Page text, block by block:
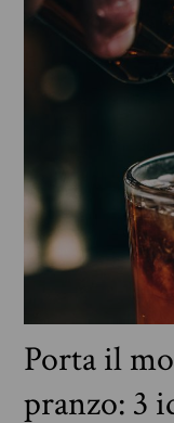
Porta il
pranzo: 3